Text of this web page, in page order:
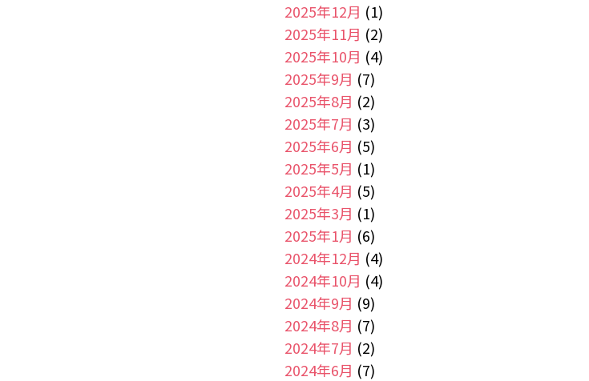
2025年12月 (1)
2025年11月 (2)
2025年10月 (4)
2025年9月 (7)
2025年8月 (2)
2025年7月 (3)
2025年6月 (5)
2025年5月 (1)
2025年4月 (5)
2025年3月 (1)
2025年1月 (6)
2024年12月 (4)
2024年10月 (4)
2024年9月 (9)
2024年8月 (7)
2024年7月 (2)
2024年6月 (7)